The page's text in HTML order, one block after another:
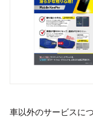
車以外のサービスに